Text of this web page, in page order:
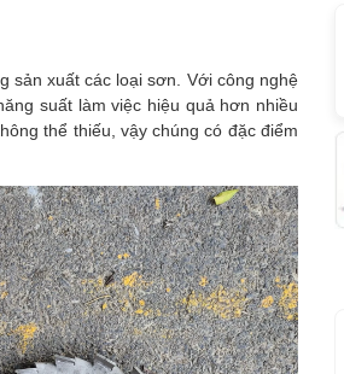
sản xuất các loại sơn. Với công nghệ
suất làm việc hiệu quả hơn nhiều
thể thiếu, vậy chúng có đặc điểm